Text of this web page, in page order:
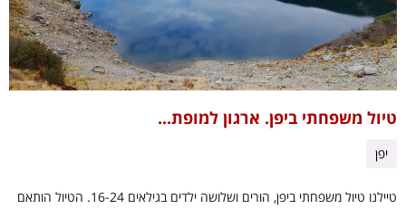
טיול משפחתי ביפן. ארגון למופת...
יפן
טיילנו טיול משפחתי ביפן, הורים ושלושה ילדים בגילאים 16-24. הטיול הותאם